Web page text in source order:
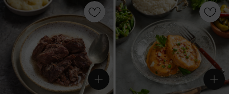
הוספה לסל הוספה לסל